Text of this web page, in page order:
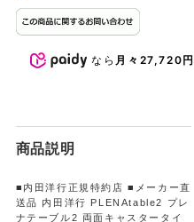
なら 月々27,720円
商品説明
■内田洋行正規特約店 ■メーカー直
送品 内田洋行 PLENAtable2 プレ
ナテーブル2 両面キャスタータイ